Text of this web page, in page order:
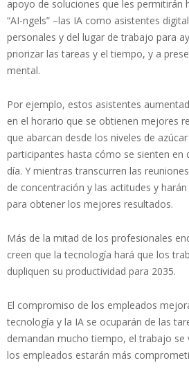
apoyo de soluciones que les permitirán
“AI-ngels” –las IA como asistentes
personales y del lugar de trabajo para
priorizar las tareas y el tiempo, y a
mental.
Por ejemplo, estos asistentes
en el horario que se obtienen mejores
que abarcan desde los niveles de
participantes hasta cómo se sienten
día. Y mientras transcurren las
de concentración y las actitudes y
para obtener los mejores resultados.
Más de la mitad de los profesionales
creen que la tecnología hará que los
dupliquen su productividad para 2035.
El compromiso de los empleados
tecnología y la IA se ocuparán de las
demandan mucho tiempo, el trabajo
los empleados estarán más